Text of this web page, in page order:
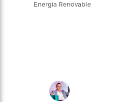
Energía Renovable